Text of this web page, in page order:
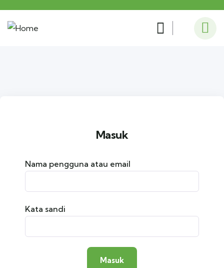
Masuk
Nama pengguna atau email
Kata sandi